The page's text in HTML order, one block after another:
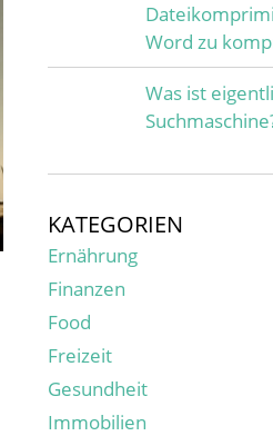
Word zu
Was ist
KATEGORIEN
Ernährung
Finanzen
Food
Freizeit
Gesundheit
Immobilien